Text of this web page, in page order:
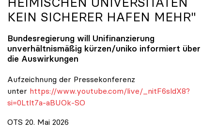
KEIN SICHERER HAFEN MEHR"
Bundesregierung will Unifinanzierung
unverhältnismäßig kürzen/uniko informiert über
die Auswirkungen
Aufzeichnung der Pressekonferenz
unter https://www.youtube.com/live/_nitF6sldX8?
si=0Ltlt7a-aBUOk-SO
OTS 20. Mai 2026